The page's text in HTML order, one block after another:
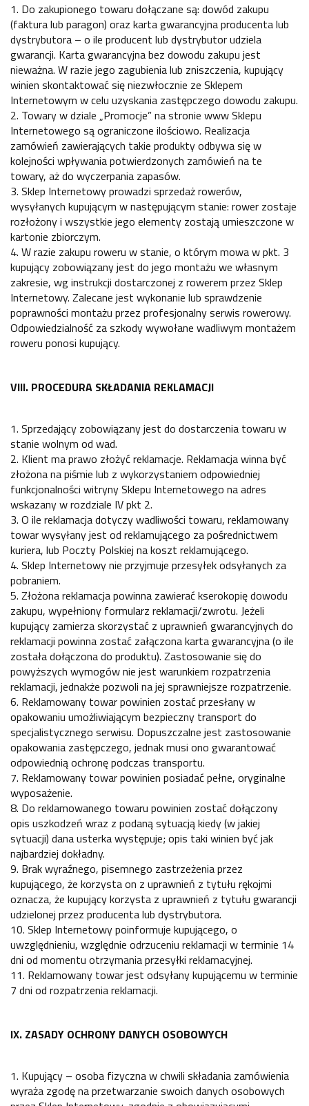
1. Do zakupionego towaru dołączane są: dowód zakupu
(faktura lub paragon) oraz karta gwarancyjna producenta lub
dystrybutora – o ile producent lub dystrybutor udziela
gwarancji. Karta gwarancyjna bez dowodu zakupu jest
nieważna. W razie jego zagubienia lub zniszczenia, kupujący
winien skontaktować się niezwłocznie ze Sklepem
Internetowym w celu uzyskania zastępczego dowodu zakupu.
2. Towary w dziale „Promocje” na stronie www Sklepu
Internetowego są ograniczone ilościowo. Realizacja
zamówień zawierających takie produkty odbywa się w
kolejności wpływania potwierdzonych zamówień na te
towary, aż do wyczerpania zapasów.
3. Sklep Internetowy prowadzi sprzedaż rowerów,
wysyłanych kupującym w następującym stanie: rower zostaje
rozłożony i wszystkie jego elementy zostają umieszczone w
kartonie zbiorczym.
4. W razie zakupu roweru w stanie, o którym mowa w pkt. 3
kupujący zobowiązany jest do jego montażu we własnym
zakresie, wg instrukcji dostarczonej z rowerem przez Sklep
Internetowy. Zalecane jest wykonanie lub sprawdzenie
poprawności montażu przez profesjonalny serwis rowerowy.
Odpowiedzialność za szkody wywołane wadliwym montażem
roweru ponosi kupujący.
VIII. PROCEDURA SKŁADANIA REKLAMACJI
1. Sprzedający zobowiązany jest do dostarczenia towaru w
stanie wolnym od wad.
2. Klient ma prawo złożyć reklamacje. Reklamacja winna być
złożona na piśmie lub z wykorzystaniem odpowiedniej
funkcjonalności witryny Sklepu Internetowego na adres
wskazany w rozdziale IV pkt 2.
3. O ile reklamacja dotyczy wadliwości towaru, reklamowany
towar wysyłany jest od reklamującego za pośrednictwem
kuriera, lub Poczty Polskiej na koszt reklamującego.
4. Sklep Internetowy nie przyjmuje przesyłek odsyłanych za
pobraniem.
5. Złożona reklamacja powinna zawierać kserokopię dowodu
zakupu, wypełniony formularz reklamacji/zwrotu. Jeżeli
kupujący zamierza skorzystać z uprawnień gwarancyjnych do
reklamacji powinna zostać załączona karta gwarancyjna (o ile
została dołączona do produktu). Zastosowanie się do
powyższych wymogów nie jest warunkiem rozpatrzenia
reklamacji, jednakże pozwoli na jej sprawniejsze rozpatrzenie.
6. Reklamowany towar powinien zostać przesłany w
opakowaniu umożliwiającym bezpieczny transport do
specjalistycznego serwisu. Dopuszczalne jest zastosowanie
opakowania zastępczego, jednak musi ono gwarantować
odpowiednią ochronę podczas transportu.
7. Reklamowany towar powinien posiadać pełne, oryginalne
wyposażenie.
8. Do reklamowanego towaru powinien zostać dołączony
opis uszkodzeń wraz z podaną sytuacją kiedy (w jakiej
sytuacji) dana usterka występuje; opis taki winien być jak
najbardziej dokładny.
9. Brak wyraźnego, pisemnego zastrzeżenia przez
kupującego, że korzysta on z uprawnień z tytułu rękojmi
oznacza, że kupujący korzysta z uprawnień z tytułu gwarancji
udzielonej przez producenta lub dystrybutora.
10. Sklep Internetowy poinformuje kupującego, o
uwzględnieniu, względnie odrzuceniu reklamacji w terminie 14
dni od momentu otrzymania przesyłki reklamacyjnej.
11. Reklamowany towar jest odsyłany kupującemu w terminie
7 dni od rozpatrzenia reklamacji.
IX. ZASADY OCHRONY DANYCH OSOBOWYCH
1. Kupujący – osoba fizyczna w chwili składania zamówienia
wyraża zgodę na przetwarzanie swoich danych osobowych